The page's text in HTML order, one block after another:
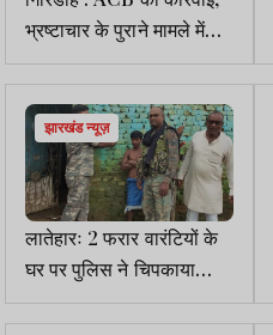
भ्रष्टाचार के पुराने मामले में
सरकारी क्लर्क के घर छापेमारी
झारखंड न्यूज़
लातेहारः 2 फरार वारंटियों के
घर पर पुलिस ने चिपकाया
इश्तेहार